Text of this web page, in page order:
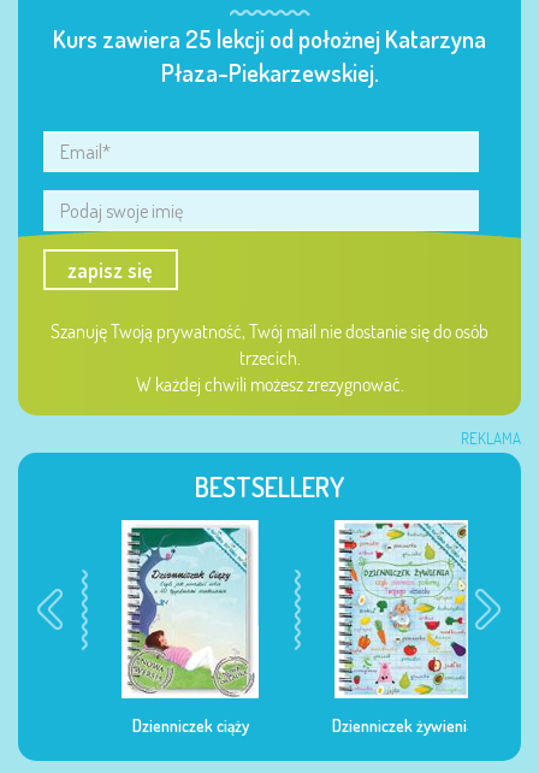
Kurs zawiera 25 lekcji od położnej Katarzyna
Płaza-Piekarzewskiej.
zapisz się
Szanuję Twoją prywatność, Twój mail nie dostanie się do osób
trzecich.
W każdej chwili możesz zrezygnować.
REKLAMA
BESTSELLERY
Dzienniczek ciąży Dzienniczek żywienia